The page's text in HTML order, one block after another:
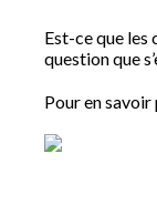
Est-ce que les
question que
Pour en savoir